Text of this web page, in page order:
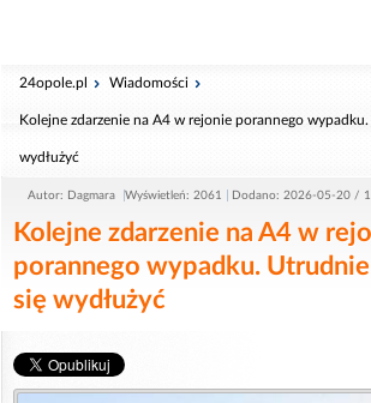
24opole.pl Wiadomości
Kolejne zdarzenie na A4 w rejonie porannego
wydłużyć
Autor: Dagmara Wyświetleń: 2061 Dodano: 2026-05-20 /
Kolejne zdarzenie na A4 w
porannego wypadku.
się wydłużyć